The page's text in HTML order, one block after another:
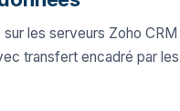
les serveurs Zoho
transfert encadré par